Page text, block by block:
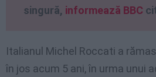
singură, informează BBC
Italianul Michel Roccati a
în jos acum 5 ani, în urma unui